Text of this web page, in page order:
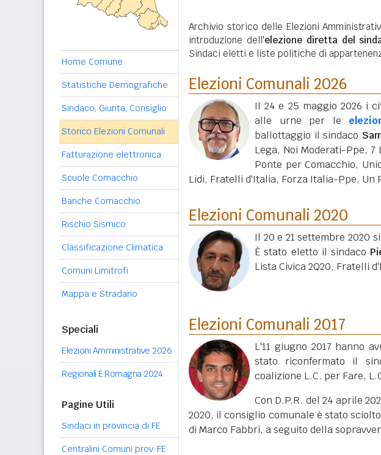
Home Comune
Statistiche Demografiche
Sindaco, Giunta, Consiglio
Storico Elezioni Comunali
Fatturazione elettronica
Scuole Comacchio
Banche Comacchio
Rischio Sismico
Classificazione Climatica
Comuni Limitrofi
Mappa e Stradario
Speciali
Elezioni Amministrative 2026
Regionali E.Romagna 2024
Pagine Utili
Sindaci in provincia di FE
Centralini Comuni prov. FE
Archivio storico delle Elezioni
introduzione dell'elezione diretta del
Sindaci eletti e liste politiche di
Elezioni Comunali 2026
Il 24 e 25 maggio 2026 i
alle urne per le
ballottaggio il sindaco
Lega, Noi Moderati-Ppe,
Ponte per Comacchio,
Lidi, Fratelli d'Italia, Forza Italia-Ppe, Un
Elezioni Comunali 2020
Il 20 e 21 settembre 2020
È stato eletto il sindaco
Lista Civica 2Q20, Fratelli
Elezioni Comunali 2017
L'11 giugno 2017 hanno
stato riconfermato il
coalizione L.C. per Fare,
Con D.P.R. del 24 aprile
2020, il consiglio comunale è stato
di Marco Fabbri, a seguito della